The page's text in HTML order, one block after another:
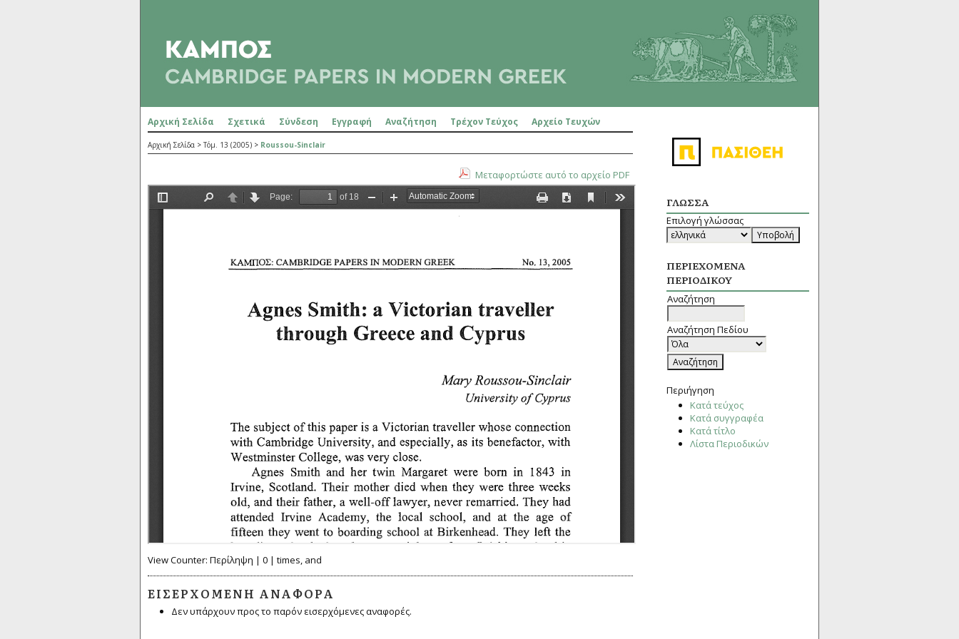
ΓΛΏΣΣΑ
Επιλογή γλώσσας
ΠΕΡΙΕΧΌΜΕΝΑ
ΠΕΡΙΟΔΙΚΟΎ
Αναζήτηση
Αναζήτηση Πεδίου
Περιήγηση
Κατά τεύχος
Κατά συγγραφέα
Κατά τίτλο
Λίστα Περιοδικών
Αρχική Σελίδα Σχετικά Σύνδεση Εγγραφή Αναζήτηση Τρέχον Τεύχος Αρχείο Τευχών
Αρχική Σελίδα >Τόμ. 13 (2005) > Roussou-Sinclair
Μεταφορτώστε αυτό το αρχείο PDF
View Counter: Περίληψη | 0 | times, and
ΕΙΣΕΡΧΌΜΕΝΗ ΑΝΑΦΟΡΆ
Δεν υπάρχουν προς το παρόν εισερχόμενες αναφορές.